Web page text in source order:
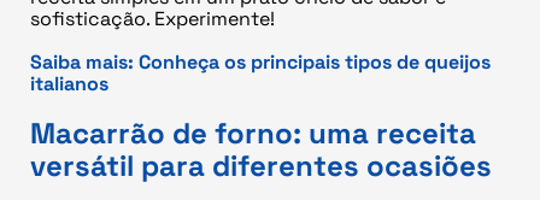
sofisticação. Experimente!
Saiba mais: Conheça os principais tipos de queijos
italianos
Macarrão de forno: uma receita
versátil para diferentes ocasiões